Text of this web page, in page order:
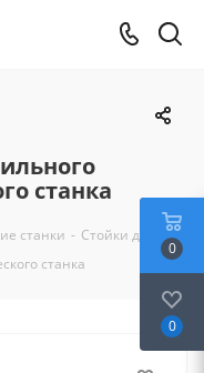
станка
станки - Стойки для
станка
0
0